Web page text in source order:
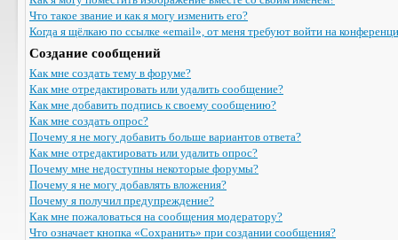
Что такое звание и как я могу изменить его?
Когда я щёлкаю по ссылке «email», от меня требуют войти на
Создание сообщений
Как мне создать тему в форуме?
Как мне отредактировать или удалить сообщение?
Как мне добавить подпись к своему сообщению?
Как мне создать опрос?
Почему я не могу добавить больше вариантов ответа?
Как мне отредактировать или удалить опрос?
Почему мне недоступны некоторые форумы?
Почему я не могу добавлять вложения?
Почему я получил предупреждение?
Как мне пожаловаться на сообщения модератору?
Что означает кнопка «Сохранить» при создании сообщения?